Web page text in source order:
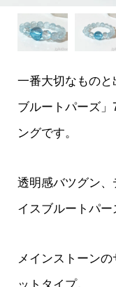
一番大切なもの
ブルートパーズ
ングです。
透明感バツグン
イスブルートパー
メインストーン
ットタイプ。